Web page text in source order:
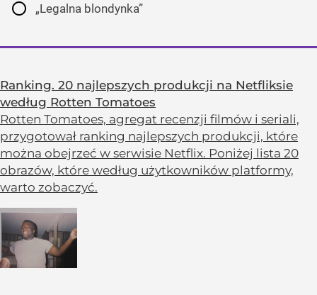
„Legalna blondynka”
Ranking. 20 najlepszych produkcji na Netfliksie
według Rotten Tomatoes
Rotten Tomatoes, agregat recenzji filmów i seriali,
przygotował ranking najlepszych produkcji, które
można obejrzeć w serwisie Netflix. Poniżej lista 20
obrazów, które według użytkowników platformy,
warto zobaczyć.